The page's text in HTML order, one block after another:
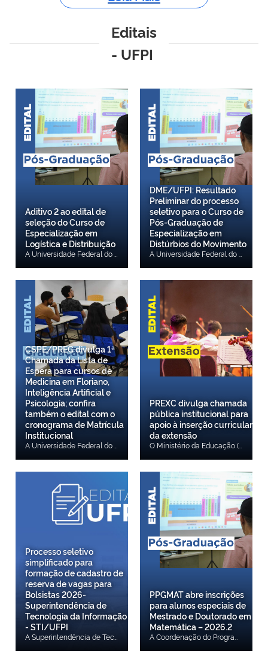
Editais
- UFPI
Aditivo 2 ao edital de
seleção do Curso de
Especialização em
Logística e Distribuição
DME/UFPI: Resultado
Preliminar do processo
seletivo para o Curso de
Pós-Graduação de
Especialização em
Distúrbios do Movimento
CSPE/PREG divulga 1ª
Chamada da Lista de
Espera para cursos de
Medicina em Floriano,
Inteligência Artificial e
Psicologia; confira
também o edital com o
cronograma de Matrícula
Institucional
PREXC divulga chamada
pública institucional para
apoio à inserção curricular
da extensão
Processo seletivo
simplificado para
formação de cadastro de
reserva de vagas para
Bolsistas 2026-
Superintendência de
Tecnologia da Informação
- STI/UFPI
PPGMAT abre inscrições
para alunos especiais de
Mestrado e Doutorado em
Matemática – 2026.2